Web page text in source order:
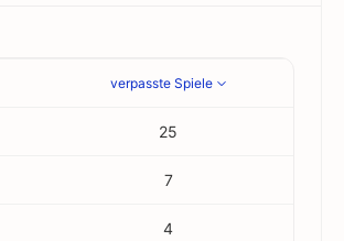
verpasste Spiele
25
7
4